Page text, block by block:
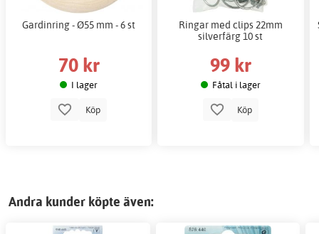
Gardinring - Ø55 mm - 6 st
70 kr
I lager
Köp
Ringar med clips 22mm
silverfärg 10 st
99 kr
Fåtal i lager
Köp
Andra kunder köpte även: